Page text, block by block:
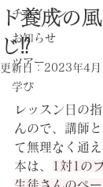
チネイザン
お知らせ
ツアー
学び
ト養成の
じ⁉
更新日： 2023年4月
レッスン日の
んので、講師
て無理なく通
本は、
1対1の